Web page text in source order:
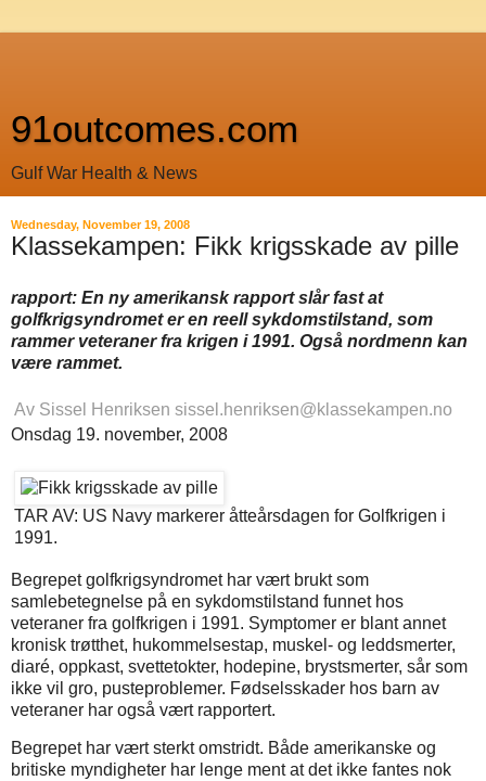
91outcomes.com
Gulf War Health & News
Wednesday, November 19, 2008
Klassekampen: Fikk krigsskade av pille
rapport: En ny amerikansk rapport slår fast at
golfkrigsyndromet er en reell sykdomstilstand, som
rammer veteraner fra krigen i 1991. Også nordmenn kan
være rammet.
Av Sissel Henriksen sissel.henriksen@klassekampen.no
Onsdag 19. november, 2008
TAR AV: US Navy markerer åtteårsdagen for Golfkrigen i
1991.
Begrepet golfkrigsyndromet har vært brukt som
samlebetegnelse på en sykdomstilstand funnet hos
veteraner fra golfkrigen i 1991. Symptomer er blant annet
kronisk trøtthet, hukommelsestap, muskel- og leddsmerter,
diaré, oppkast, svettetokter, hodepine, brystsmerter, sår som
ikke vil gro, pusteproblemer. Fødselsskader hos barn av
veteraner har også vært rapportert.
Begrepet har vært sterkt omstridt. Både amerikanske og
britiske myndigheter har lenge ment at det ikke fantes nok